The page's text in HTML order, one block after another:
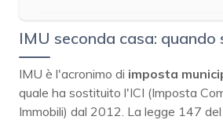
IMU seconda casa: quando
IMU è l'acronimo di imposta
quale ha sostituito l'ICI (Imposta
Immobili) dal 2012. La legge 147